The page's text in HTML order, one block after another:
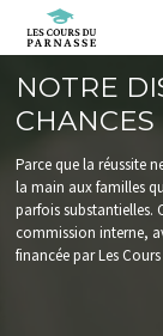
NOTRE
CHANCES
Parce que la réussite
la main aux familles
parfois substantielles.
commission interne,
financée par Les